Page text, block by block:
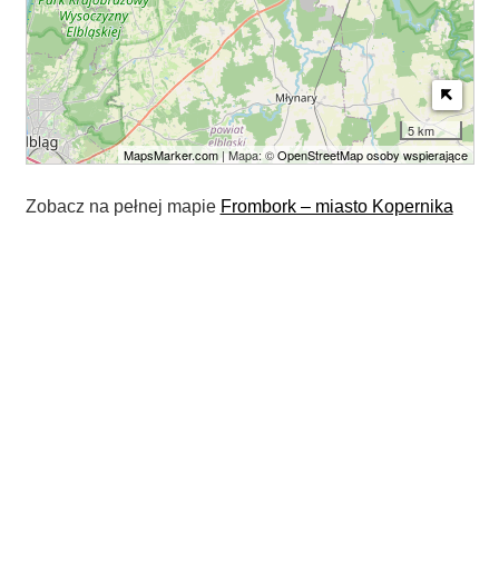
5 km
MapsMarker.com| Mapa: ©OpenStreetMap osoby wspierające
Zobacz na pełnej mapie Frombork – miasto Kopernika